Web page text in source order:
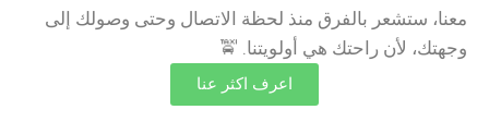
معنا، ستشعر بالفرق منذ لحظة الاتصال وحتى وصولك إلى
وجهتك، لأن راحتك هي أولويتنا. 🚖
اعرف اكثر عنا